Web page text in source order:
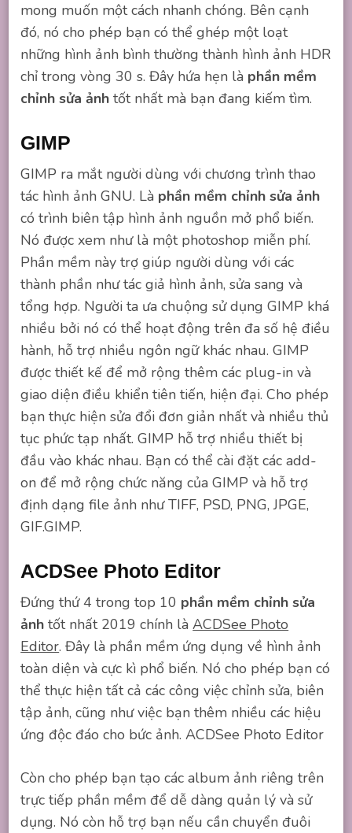
mong muốn một cách nhanh chóng. Bên cạnh
đó, nó cho phép bạn có thể ghép một loạt
những hình ảnh bình thường thành hình ảnh HDR
chỉ trong vòng 30 s. Đây hứa hẹn là phần mềm
chỉnh sửa ảnhtốt nhất mà bạn đang kiếm tìm.
GIMP
GIMP ra mắt người dùng với chương trình thao
tác hình ảnh GNU. Là phần mềm chỉnh sửa ảnh
có trình biên tập hình ảnh nguồn mở phổ biến.
Nó được xem như là một photoshop miễn phí.
Phần mềm này trợ giúp người dùng với các
thành phần như tác giả hình ảnh, sửa sang và
tổng hợp. Người ta ưa chuộng sử dụng GIMP khá
nhiều bởi nó có thể hoạt động trên đa số hệ điều
hành, hỗ trợ nhiều ngôn ngữ khác nhau. GIMP
được thiết kế để mở rộng thêm các plug-in và
giao diện điều khiển tiên tiến, hiện đại. Cho phép
bạn thực hiện sửa đổi đơn giản nhất và nhiều thủ
tục phức tạp nhất. GIMP hỗ trợ nhiều thiết bị
đầu vào khác nhau. Bạn có thể cài đặt các add-
on để mở rộng chức năng của GIMP và hỗ trợ
định dạng file ảnh như TIFF, PSD, PNG, JPGE,
GIF.GIMP.
ACDSee Photo Editor
Đứng thứ 4 trong top 10 phần mềm chỉnh sửa
ảnh tốt nhất 2019 chính làACDSee Photo
Editor. Đây là phần mềm ứng dụng về hình ảnh
toàn diện và cực kì phổ biến. Nó cho phép bạn có
thể thực hiện tất cả các công việc chỉnh sửa, biên
tập ảnh, cũng như việc bạn thêm nhiều các hiệu
ứng độc đáo cho bức ảnh. ACDSee Photo Editor
Còn cho phép bạn tạo các album ảnh riêng trên
trực tiếp phần mềm để dễ dàng quản lý và sử
dụng. Nó còn hỗ trợ bạn nếu cần chuyển đuôi